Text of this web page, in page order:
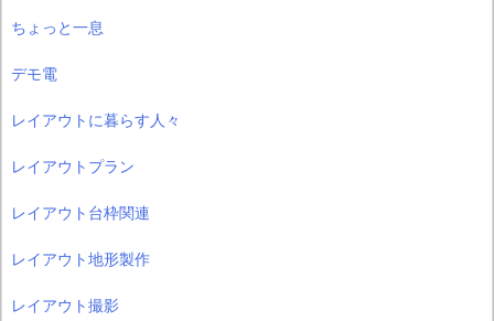
ちょっと一息
デモ電
レイアウトに暮らす人々
レイアウトプラン
レイアウト台枠関連
レイアウト地形製作
レイアウト撮影